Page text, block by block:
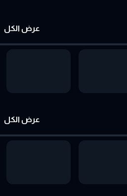
عرض الكل
عرض الكل